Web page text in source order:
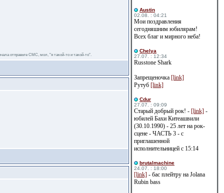
отправьте СМС, мол, "я такой-то и такой-то".
Austin
02.08. : 04:21
Мои поздравления
сегодняшним юбилярам!
Всех благ и мирного неба!
Сhelya
27.07. : 12:34
Russtone Shark
Запрещеночка [link]
Рутуб [link]
Cdur
27.07. : 09:09
Старый добрый рок! - [link] -
юбилей Бахи Китеашвили
(30.10.1990) - 25 лет на рок-
сцене - ЧАСТЬ 3 - с
приглашенной
исполнительницей с 15:14
brutalmachine
24.07. : 18:00
[link] - бас плейтру на Jolana
Rubin bass